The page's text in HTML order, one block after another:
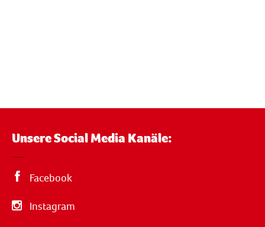
Unsere Social Media Kanäle:
Facebook
Instagram